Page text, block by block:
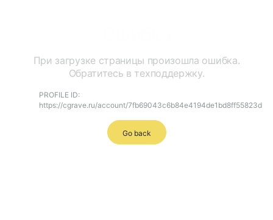
При загрузке страницы произошла ошибка.
Обратитесь в техподдержку.
PROFILE ID:
https://cgrave.ru/account/7fb69043c6b84e4194de1bd8ff55823d
Go back